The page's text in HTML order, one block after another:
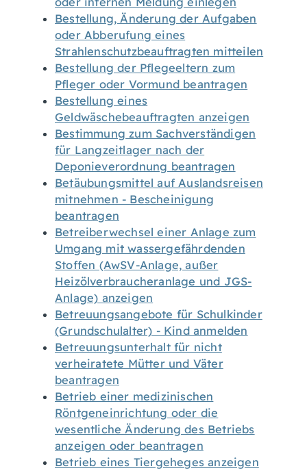
Bestellung, Änderung der Aufgaben
oder Abberufung eines
Strahlenschutzbeauftragten mitteilen
Bestellung der Pflegeeltern zum
Pfleger oder Vormund beantragen
Bestellung eines
Geldwäschebeauftragten anzeigen
Bestimmung zum Sachverständigen
für Langzeitlager nach der
Deponieverordnung beantragen
Betäubungsmittel auf Auslandsreisen
mitnehmen - Bescheinigung
beantragen
Betreiberwechsel einer Anlage zum
Umgang mit wassergefährdenden
Stoffen (AwSV-Anlage, außer
Heizölverbraucheranlage und JGS-
Anlage) anzeigen
Betreuungsangebote für Schulkinder
(Grundschulalter) - Kind anmelden
Betreuungsunterhalt für nicht
verheiratete Mütter und Väter
beantragen
Betrieb einer medizinischen
Röntgeneinrichtung oder die
wesentliche Änderung des Betriebs
anzeigen oder beantragen
Betrieb eines Tiergeheges anzeigen